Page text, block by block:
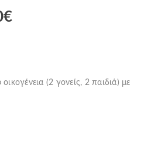
€
(2 γονείς, 2 παιδιά) με